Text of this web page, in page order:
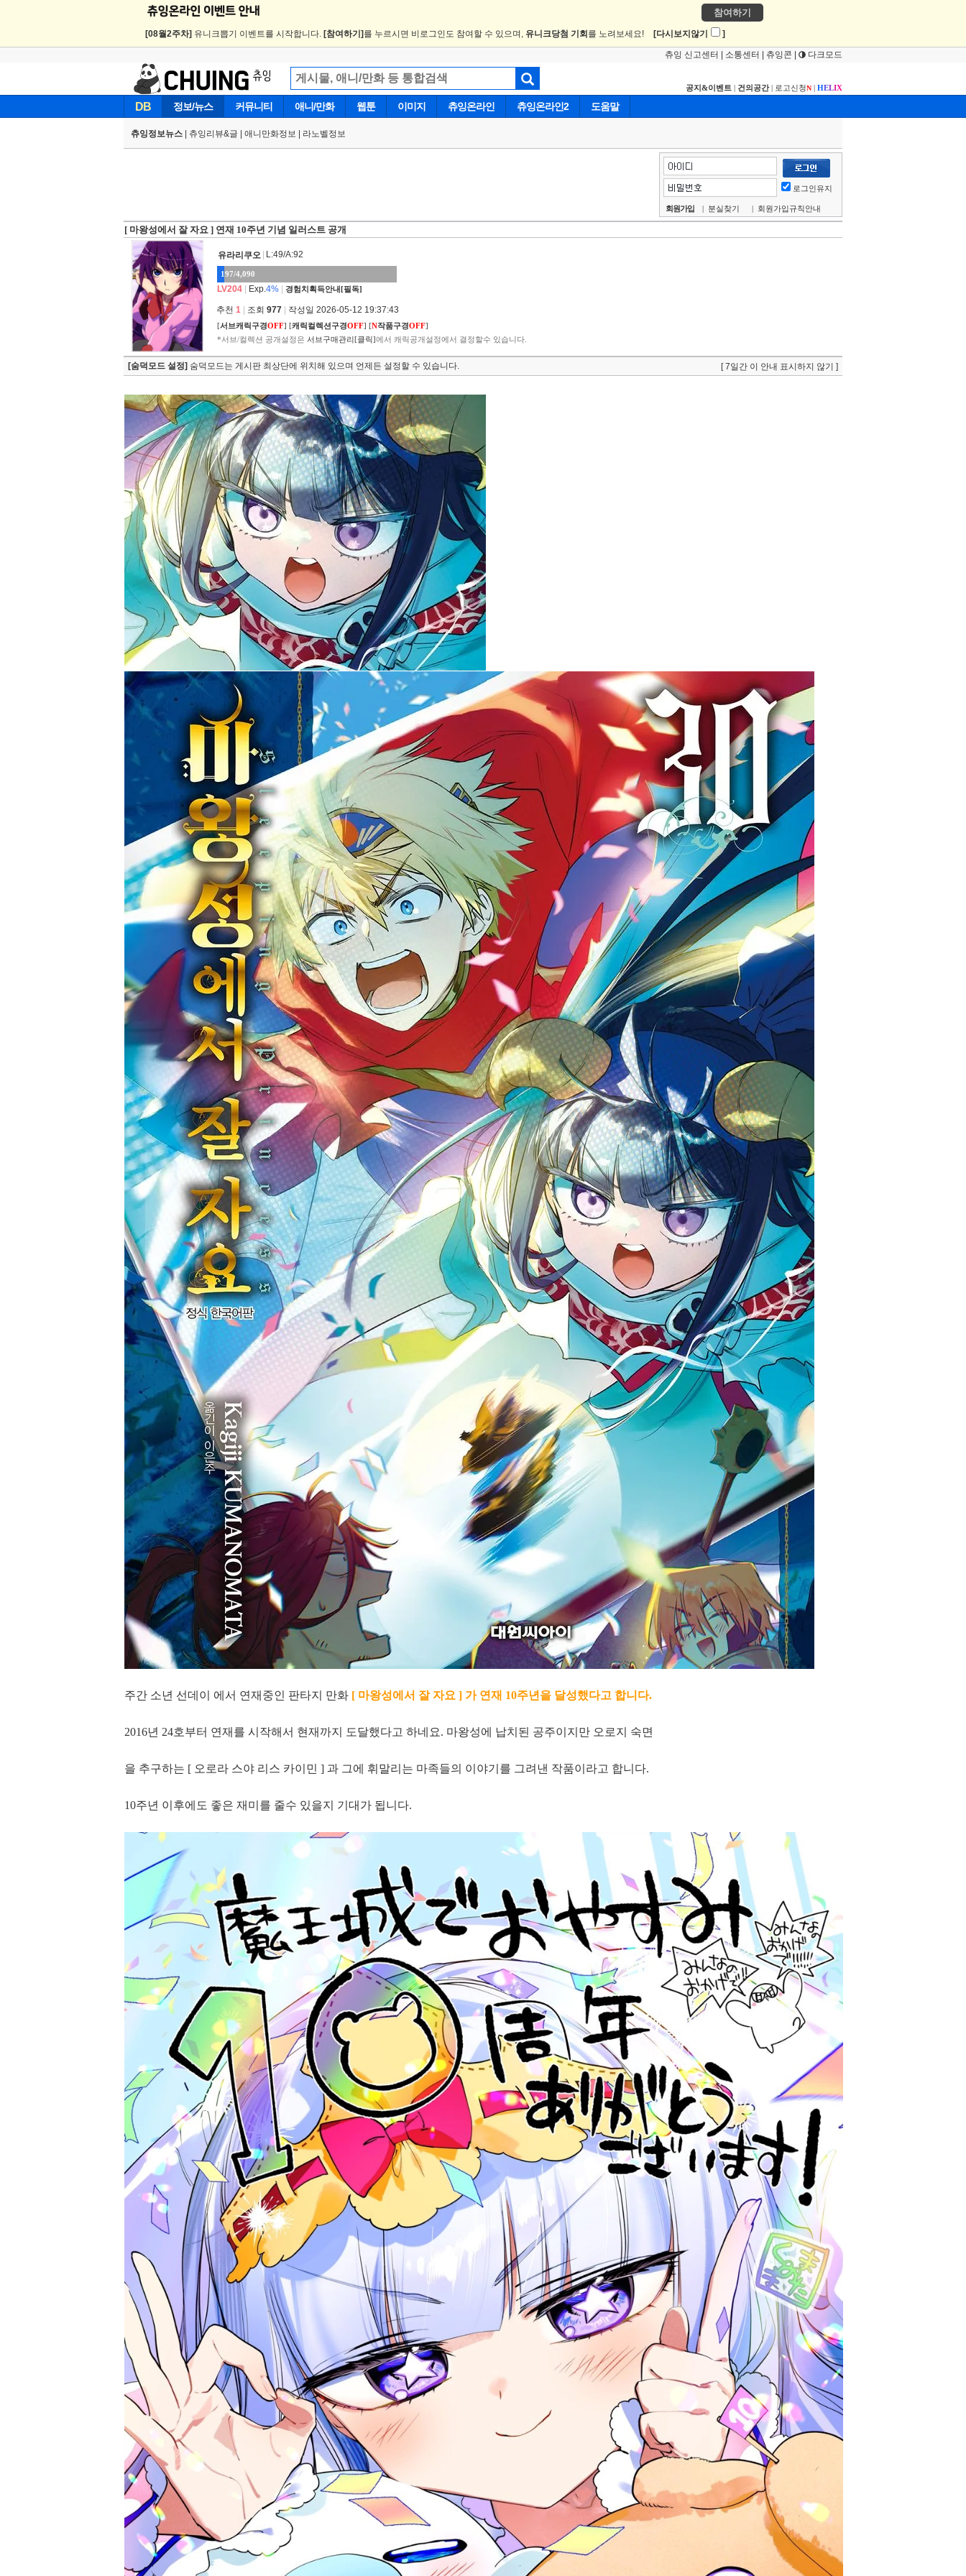
참여하기
[08월2주차] 유니크뽑기 이벤트를 시작합니다. [참여하기] 를 누르시면 비로그인도 참여할 수 있으며, 유니크당첨 기회 를 노려보세요! [다시보지않기 ]
츄잉 신고센터 소통센터 츄잉콘 다크모드
공지&이벤트 | 건의공간| 로고신청N | HELIX
DB 정보/뉴스 커뮤니티 애니/만화 웹툰 이미지 츄잉온라인 츄잉온라인2 도움말
츄잉정보뉴스 츄잉리뷰&글 애니만화정보 라노벨정보
로그인유지
회원가입 | 분실찾기 | 회원가입규칙안내
[ 마왕성에서 잘 자요 ] 연재 10주년 기념 일러스트 공개
유라리쿠오 L:49/A:92
197/4,090
LV204 Exp.4% 경험치획득안내[필독]
추천 1 조회 977 작성일 2026-05-12 19:37:43
[서브캐릭구경OFF] [캐릭컬렉션구경OFF] [N작품구경OFF]
*서브/컬렉션 공개설정은 서브구매관리[클릭]에서 캐릭공개설정에서 결정할수 있습니다.
[숨덕모드 설정] 숨덕모드는 게시판 최상단에 위치해 있으며 언제든 설정할 수 있습니다. [ 7일간 이 안내 표시하지 않기 ]
주간 소년 선데이 에서 연재중인 판타지 만화 [ 마왕성에서 잘 자요 ] 가 연재 10주년을 달성했다고 합니다.
2016년 24호부터 연재를 시작해서 현재까지 도달했다고 하네요. 마왕성에 납치된 공주이지만 오로지 숙면
을 추구하는 [ 오로라 스야 리스 카이민 ] 과 그에 휘말리는 마족들의 이야기를 그려낸 작품이라고 합니다.
10주년 이후에도 좋은 재미를 줄수 있을지 기대가 됩니다.